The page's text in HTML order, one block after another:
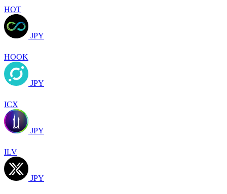
HOT
JPY
HOOK
JPY
ICX
JPY
ILV
JPY